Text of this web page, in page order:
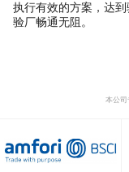
执行有效的方案，达
验厂畅通无阻。
本公司